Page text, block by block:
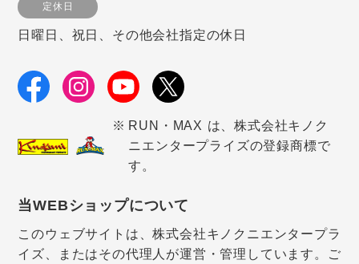
定休日
日曜日、祝日、その他会社指定の休日
RUN・MAX は、株式会社キノク
ニエンタープライズの登録商標で
す。
当WEBショップについて
このウェブサイトは、株式会社キノクニエンタープラ
イズ、またはその代理人が運営・管理しています。ご